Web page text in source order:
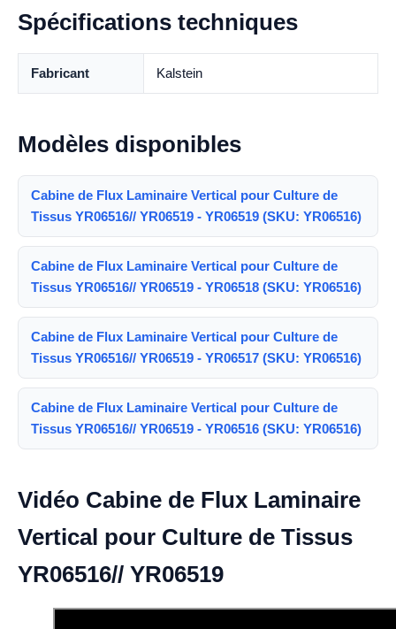
Spécifications techniques
Fabricant Kalstein
Modèles disponibles
Cabine de Flux Laminaire Vertical pour Culture de
Tissus YR06516// YR06519 - YR06519 (SKU: YR06516)
Cabine de Flux Laminaire Vertical pour Culture de
Tissus YR06516// YR06519 - YR06518 (SKU: YR06516)
Cabine de Flux Laminaire Vertical pour Culture de
Tissus YR06516// YR06519 - YR06517 (SKU: YR06516)
Cabine de Flux Laminaire Vertical pour Culture de
Tissus YR06516// YR06519 - YR06516 (SKU: YR06516)
Vidéo Cabine de Flux Laminaire
Vertical pour Culture de Tissus
YR06516// YR06519